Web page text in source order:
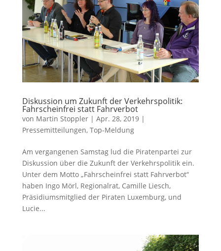
Diskussion um Zukunft der Verkehrspolitik:
Fahrscheinfrei statt Fahrverbot
von Martin Stoppler| Apr. 28, 2019|
Pressemitteilungen, Top-Meldung
Am vergangenen Samstag lud die Piratenpartei zur
Diskussion über die Zukunft der Verkehrspolitik ein.
Unter dem Motto „Fahrscheinfrei statt Fahrverbot“
haben Ingo Mörl, Regionalrat, Camille Liesch,
Präsidiumsmitglied der Piraten Luxemburg, und
Lucie...